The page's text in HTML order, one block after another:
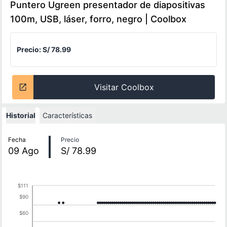
Puntero Ugreen presentador de diapositivas
100m, USB, láser, forro, negro | Coolbox
Precio:S/ 78.99
Visitar Coolbox
Historial Características
Fecha
09 Ago
Precio
S/ 78.99
$60
$90
$111